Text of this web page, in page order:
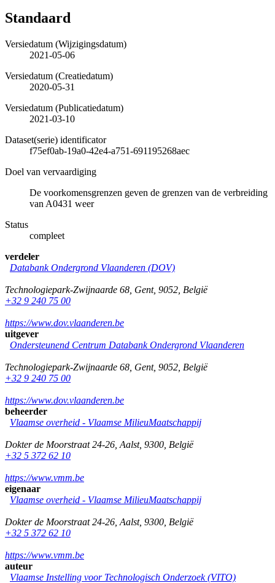
Standaard
Versiedatum (Wijzigingsdatum)
2021-05-06
Versiedatum (Creatiedatum)
2020-05-31
Versiedatum (Publicatiedatum)
2021-03-10
Dataset(serie) identificator
f75ef0ab-19a0-42e4-a751-691195268aec
Doel van vervaardiging
De voorkomensgrenzen geven de grenzen van de verbreiding
van A0431 weer
Status
compleet
verdeler
Databank Ondergrond Vlaanderen (DOV)
Technologiepark-Zwijnaarde 68 Gent, 9052 België
+32 9 240 75 00
https://www.dov.vlaanderen.be
uitgever
Ondersteunend Centrum Databank Ondergrond Vlaanderen
Technologiepark-Zwijnaarde 68 Gent, 9052 België
+32 9 240 75 00
https://www.dov.vlaanderen.be
beheerder
Vlaamse overheid - Vlaamse MilieuMaatschappij
Dokter de Moorstraat 24-26 Aalst, 9300 België
+32 5 372 62 10
https://www.vmm.be
eigenaar
Vlaamse overheid - Vlaamse MilieuMaatschappij
Dokter de Moorstraat 24-26 Aalst, 9300 België
+32 5 372 62 10
https://www.vmm.be
auteur
Vlaamse Instelling voor Technologisch Onderzoek (VITO)